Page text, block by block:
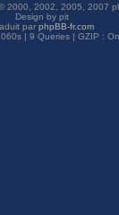
2000, 2002, 2005, 2007
Design by pit
par phpBB-fr.com
| 9 Queries | GZIP : On